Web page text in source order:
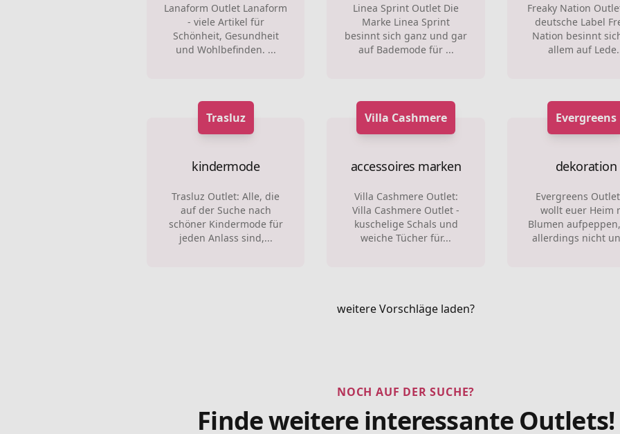
Lanaform Outlet Lanaform
- viele Artikel für
Schönheit, Gesundheit
und Wohlbefinden. ...
Linea Sprint Outlet Die
Marke Linea Sprint
besinnt sich ganz und gar
auf Bademode für ...
Freaky Nation
deutsche Label
Nation besinnt
allem auf
Trasluz
kindermode
Trasluz Outlet: Alle, die
auf der Suche nach
schöner Kindermode für
jeden Anlass sind,...
Villa Cashmere
accessoires marken
Villa Cashmere Outlet:
Villa Cashmere Outlet -
kuschelige Schals und
weiche Tücher für...
Evergreens
dekoration
Evergreens
wollt euer Heim
Blumen
allerdings nicht
weitere Vorschläge laden?
NOCH AUF DER SUCHE?
Finde weitere interessante Outlets!